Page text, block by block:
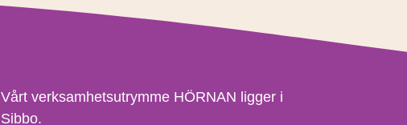
Vårt verksamhetsutrymme HÖRNAN ligger i
Sibbo.